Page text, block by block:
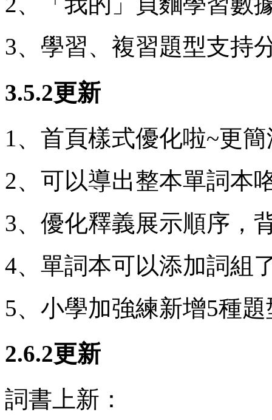
3、學習、複習題型支持
3.5.2更新
1、首頁樣式優化啦~更
2、可以導出整本單詞本
3、優化釋義展示順序，
4、單詞本可以添加詞組
5、小學加強練新增5種
2.6.2更新
詞書上新：